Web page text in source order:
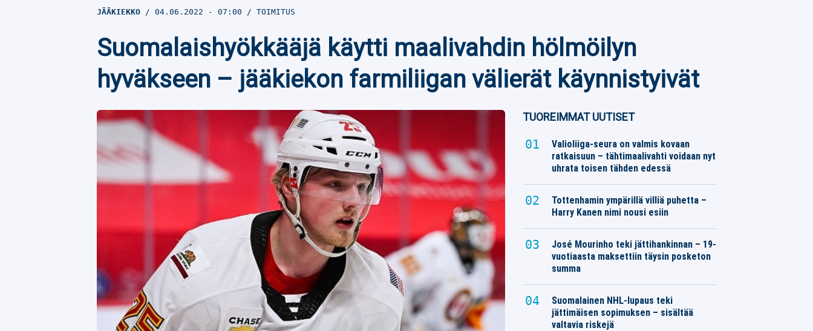
JÄÄKIEKKO 04.06.2022 - 07:00 TOIMITUS
Suomalaishyökkääjä käytti maalivahdin hölmöilyn
hyväkseen – jääkiekon farmiliigan välierät käynnistyivät
TUOREIMMAT UUTISET
Valioliiga-seura on valmis kovaan
ratkaisuun – tähtimaalivahti voidaan nyt
uhrata toisen tähden edessä
Tottenhamin ympärillä villiä puhetta –
Harry Kanen nimi nousi esiin
José Mourinho teki jättihankinnan – 19-
vuotiaasta maksettiin täysin posketon
summa
Suomalainen NHL-lupaus teki
jättimäisen sopimuksen – sisältää
valtavia riskejä